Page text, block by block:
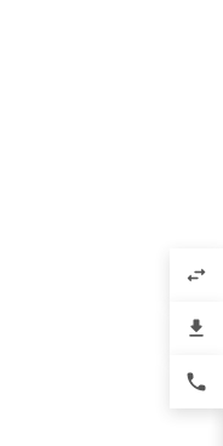
swap_horiz
file_download
phone